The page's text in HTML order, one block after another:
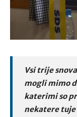
Vsi trije
mogli mimo
katerimi so
nekatere